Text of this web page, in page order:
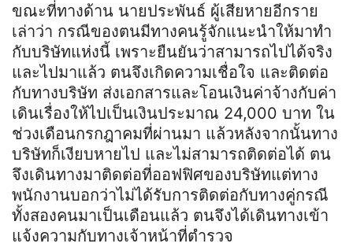
ขณะที่ทางด้าน นายประพันธ์ ผู้เสียหายอีกราย
เล่าว่า กรณีของตนมีทางคนรู้จักแนะนำให้มาทำ
กับบริษัทแห่งนี้ เพราะยืนยันว่าสามารถไปได้จริง
และไปมาแล้ว ตนจึงเกิดความเชื่อใจ และติดต่อ
กับทางบริษัท ส่งเอกสารและโอนเงินค่าจ้างกับค่า
เดินเรื่องให้ไปเป็นเงินประมาณ 24,000 บาท ใน
ช่วงเดือนกรกฎาคมที่ผ่านมา แล้วหลังจากนั้นทาง
บริษัทก็เงียบหายไป และไม่สามารถติดต่อได้ ตน
จึงเดินทางมาติดต่อที่ออฟฟิศของบริษัทแต่ทาง
พนักงานบอกว่าไม่ได้รับการติดต่อกับทางคู่กรณี
ทั้งสองคนมาเป็นเดือนแล้ว ตนจึงได้เดินทางเข้า
แจ้งความกับทางเจ้าหน้าที่ตำรวจ